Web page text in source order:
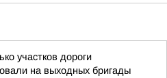
участков дороги
на выходных бригады